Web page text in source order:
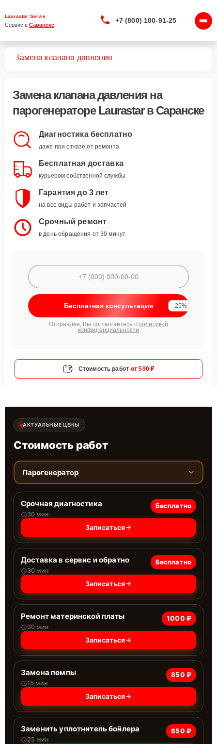
Laurastar Servis
Сервис в Саранске
+7 (800) 100-91-25
Замена клапана давления
Замена клапана давленияна
парогенераторе Laurastar в Саранске
Диагностика бесплатно
даже при отказе от ремонта
Бесплатная доставка
курьером собственной службы
Гарантия до 3 лет
на все виды работ и запчастей
Срочный ремонт
в день обращения от 30 минут
Бесплатная консультация -25%
Отправляя, Вы соглашаетесь с политикой
конфиденциальности
Стоимость работ от 590 ₽
АКТУАЛЬНЫЕ ЦЕНЫ
Стоимость работ
Парогенератор
Срочная диагностика
30 мин
Бесплатно
Записаться
Доставка в сервис и обратно
30 мин
Бесплатно
Записаться
Ремонт материнской платы
30 мин
1000 ₽
Записаться
Замена помпы
15 мин
850 ₽
Записаться
Заменить уплотнитель бойлера
25 мин
650 ₽